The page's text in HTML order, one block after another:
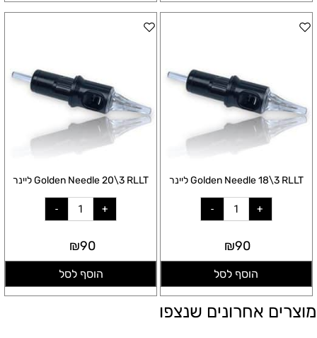
Golden Needle 18\3 RLLT ליינר
₪90
הוסף לסל
Golden Needle 20\3 RLLT ליינר
₪90
הוסף לסל
מוצרים אחרונים שנצפו